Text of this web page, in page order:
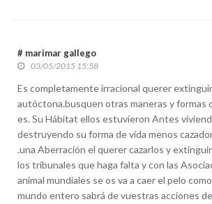
# marimar gallego
03/05/2015 15:58
Es completamente irracional querer
autóctona.busquen otras maneras y formas
es. Su Hábitat ellos estuvieron Antes
destruyendo su forma de vida menos
.una Aberración el querer cazarlos y
los tribunales que haga falta y con las
animal mundiales se os va a caer el pelo
mundo entero sabrá de vuestras acciones